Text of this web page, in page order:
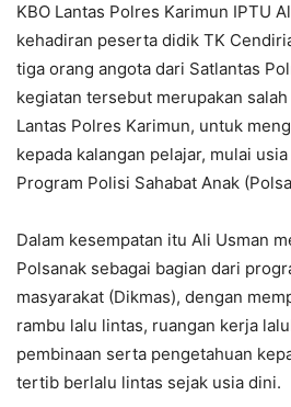
KBO Lantas Polres Karimun IPTU
kehadiran peserta didik TK
tiga orang angota dari Satlantas
kegiatan tersebut merupakan
Lantas Polres Karimun, untuk
kepada kalangan pelajar, mulai
Program Polisi Sahabat Anak
Dalam kesempatan itu Ali Usman
Polsanak sebagai bagian dari
masyarakat (Dikmas), dengan
rambu lalu lintas, ruangan kerja
pembinaan serta pengetahuan
tertib berlalu lintas sejak usia dini.